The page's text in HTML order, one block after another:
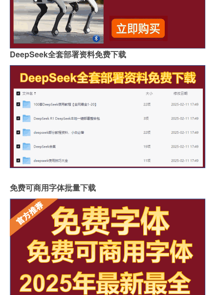
DeepSeek全套部署资料免费下载
免费可商用字体批量下载